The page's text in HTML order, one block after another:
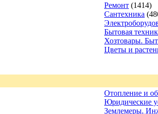
Ремонт (1414)
Сантехника
Бытовая
Хозтовары.
Цветы и
Отопление и
Юридические
Землемеры.